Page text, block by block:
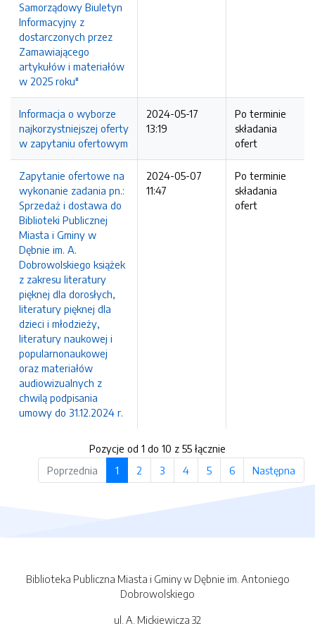
Samorządowy Biuletyn
Informacyjny z
dostarczonych przez
Zamawiającego
artykułów i materiałów
w 2025 roku"
Informacja o wyborze
najkorzystniejszej oferty
w zapytaniu ofertowym
2024-05-17
13:19
Po terminie
składania
ofert
Zapytanie ofertowe na
wykonanie zadania pn.:
Sprzedaż i dostawa do
Biblioteki Publicznej
Miasta i Gminy w
Dębnie im. A.
Dobrowolskiego książek
z zakresu literatury
pięknej dla dorosłych,
literatury pięknej dla
dzieci i młodzieży,
literatury naukowej i
popularnonaukowej
oraz materiałów
audiowizualnych z
chwilą podpisania
umowy do 31.12.2024 r.
2024-05-07
11:47
Po terminie
składania
ofert
Pozycje od 1 do 10 z 55 łącznie
Poprzednia
1 2 3 4 5 6 Następna
Biblioteka Publiczna Miasta i Gminy w Dębnie im. Antoniego
Dobrowolskiego
ul. A. Mickiewicza 32